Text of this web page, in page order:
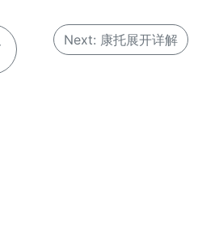
Next: 康托展开详解